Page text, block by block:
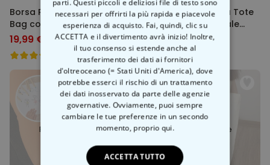
Borsa Personalizzata Tote
Bag con Testo
19,99 € 24,99 € -20%
Borsa Personalizzata Tote
Bag Retrò con Animale
Domestico
19,99 €24,99 € -20%
Presto disponibile Presto disponibile
parti. Questi piccoli e deliziosi file di testo sono
necessari per offrirti la più rapida e piacevole
esperienza di acquisto. Fai, quindi, clic su
ACCETTA e il divertimento avrà inizio! Inoltre,
il tuo consenso si estende anche al
trasferimento dei dati ai fornitori
d'oltreoceano (= Stati Uniti d'America), dove
potrebbe esserci il rischio di un trattamento
dei dati inosservato da parte delle agenzie
governative. Ovviamente, puoi sempre
cambiare le tue preferenze in un secondo
momento, proprio qui.
ACCETTA TUTTO